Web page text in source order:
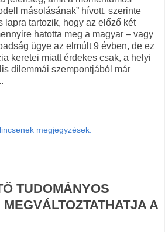
másolásának” hívott, szerinte
lapra tartozik, hogy az előző két
hatotta meg a magyar – vagy
ügye az elmúlt 9 évben, de ez
keretei miatt érdekes csak, a helyi
dilemmái szempontjából már
megjegyzések:
TUDOMÁNYOS
A